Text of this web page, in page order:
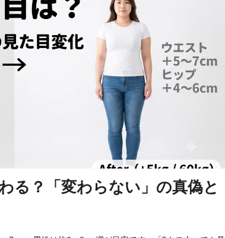
る？「変わらない」の真偽と